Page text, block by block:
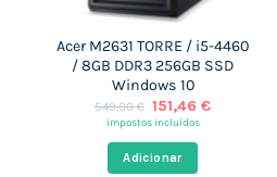
Acer M2631 TORRE / i5-4460
/ 8GB DDR3 256GB SSD
Windows 10
549,00€ O
preço
era:
549,00 €.
151,46€O
impostos incluídos
Adicionar